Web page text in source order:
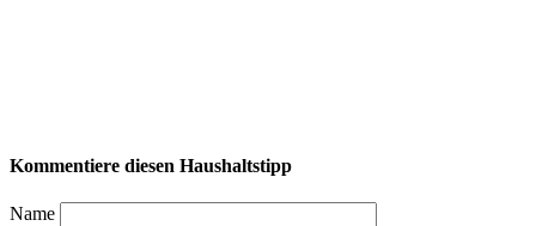
Kommentiere diesen Haushaltstipp
Name